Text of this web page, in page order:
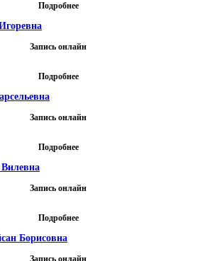
Подробнее
Запись онлайн
Подробнее
Запись онлайн
Подробнее
Запись онлайн
Подробнее
Борисовна
Запись онлайн